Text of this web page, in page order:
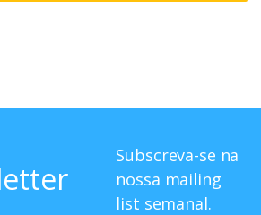
Subscreva-se na
nossa mailing
list semanal.